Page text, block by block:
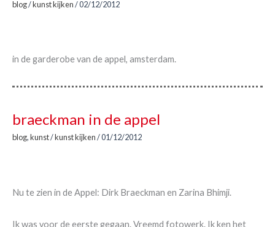
blog/kunst kijken/02/12/2012
in de garderobe van de appel, amsterdam.
braeckman in de appel
blog,kunst/kunst kijken/01/12/2012
Nu te zien in de Appel: Dirk Braeckman en Zarina Bhimji.
Ik was voor de eerste gegaan. Vreemd fotowerk. Ik ken het